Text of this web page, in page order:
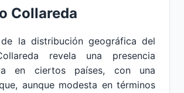
Collareda
la distribución geográfica del
revela una presencia
en ciertos países, con una
aunque modesta en términos